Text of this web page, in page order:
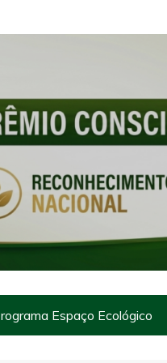
Espaço Ecológico